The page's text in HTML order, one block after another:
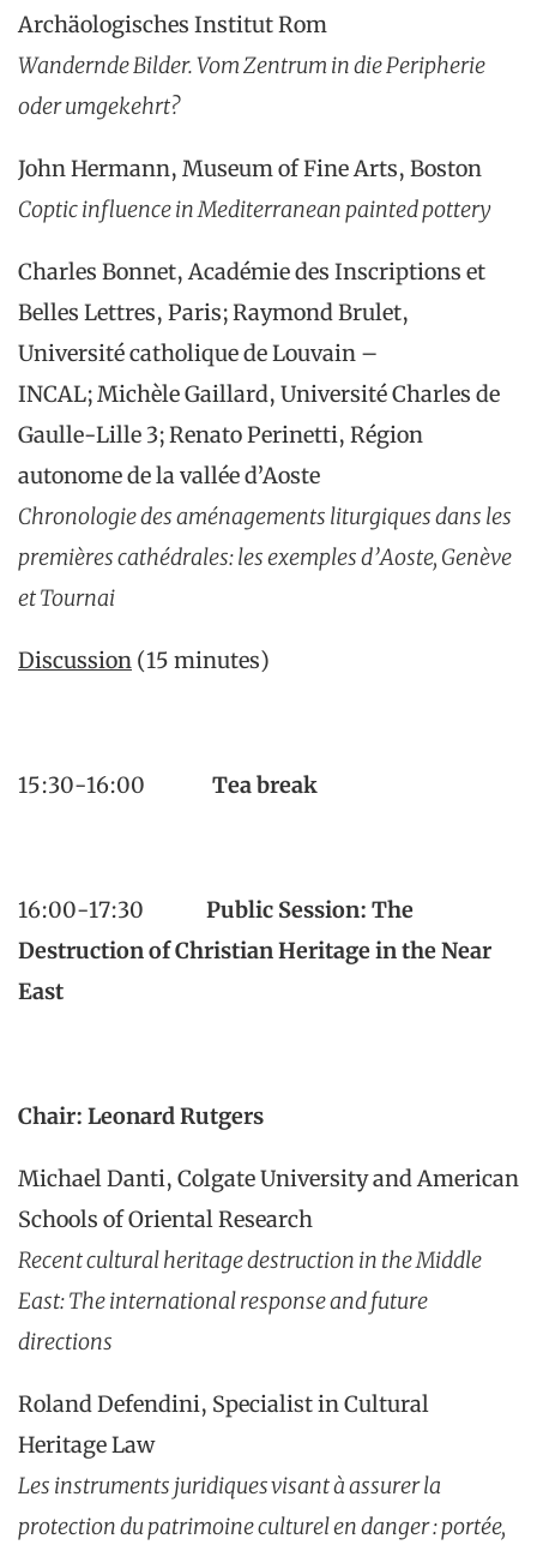
Archäologisches Institut Rom
Wandernde Bilder. Vom Zentrum in die Peripherie
oder umgekehrt?
John Hermann, Museum of Fine Arts, Boston
Coptic influence in Mediterranean painted pottery
Charles Bonnet, Académie des Inscriptions et
Belles Lettres, Paris; Raymond Brulet,
Université catholique de Louvain –
INCAL; Michèle Gaillard, Université Charles de
Gaulle-Lille 3; Renato Perinetti, Région
autonome de la vallée d’Aoste
Chronologie des aménagements liturgiques dans les
premières cathédrales: les exemples d’Aoste, Genève
et Tournai
Discussion (15 minutes)
15:30-16:00 Tea break
16:00-17:30 Public Session: The
Destruction of Christian Heritage in the Near
East
Chair: Leonard Rutgers
Michael Danti, Colgate University and American
Schools of Oriental Research
Recent cultural heritage destruction in the Middle
East: The international response and future
directions
Roland Defendini, Specialist in Cultural
Heritage Law
Les instruments juridiques visant à assurer la
protection du patrimoine culturel en danger : portée,